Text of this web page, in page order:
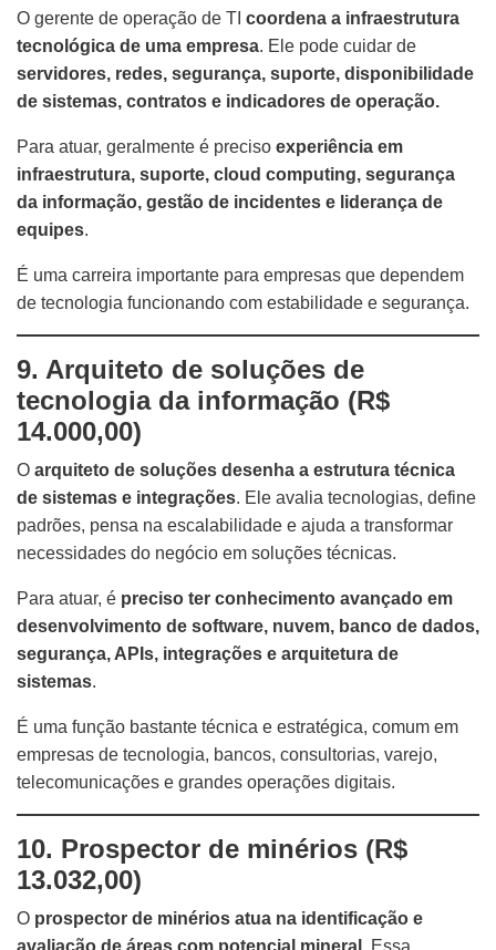
O gerente de operação de TI coordena a infraestrutura
tecnológica de uma empresa. Ele pode cuidar de
servidores, redes, segurança, suporte, disponibilidade
de sistemas, contratos e indicadores de operação.
Para atuar, geralmente é preciso experiência em
infraestrutura, suporte, cloud computing, segurança
da informação, gestão de incidentes e liderança de
equipes.
É uma carreira importante para empresas que dependem
de tecnologia funcionando com estabilidade e segurança.
9. Arquiteto de soluções de
tecnologia da informação (R$
14.000,00)
O arquiteto de soluções desenha a estrutura técnica
de sistemas e integrações. Ele avalia tecnologias, define
padrões, pensa na escalabilidade e ajuda a transformar
necessidades do negócio em soluções técnicas.
Para atuar, é preciso ter conhecimento avançado em
desenvolvimento de software, nuvem, banco de dados,
segurança, APIs, integrações e arquitetura de
sistemas.
É uma função bastante técnica e estratégica, comum em
empresas de tecnologia, bancos, consultorias, varejo,
telecomunicações e grandes operações digitais.
10. Prospector de minérios (R$
13.032,00)
O prospector de minérios atua na identificação e
avaliação de áreas com potencial mineral
. Essa